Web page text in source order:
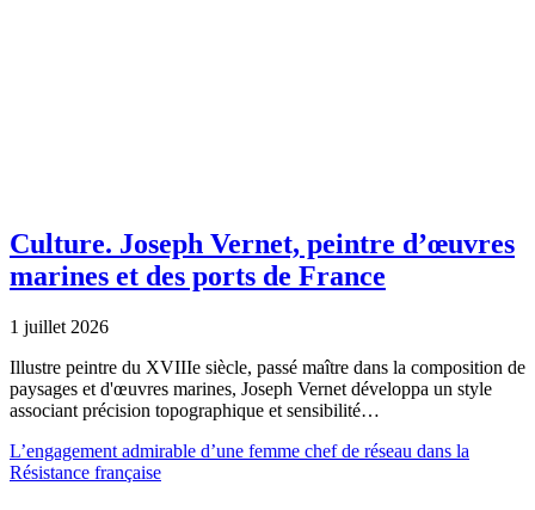
Culture. Joseph Vernet, peintre d’œuvres
marines et des ports de France
1 juillet 2026
Illustre peintre du XVIIIe siècle, passé maître dans la composition de
paysages et d'œuvres marines, Joseph Vernet développa un style
associant précision topographique et sensibilité…
L’engagement admirable d’une femme chef de réseau dans la
Résistance française